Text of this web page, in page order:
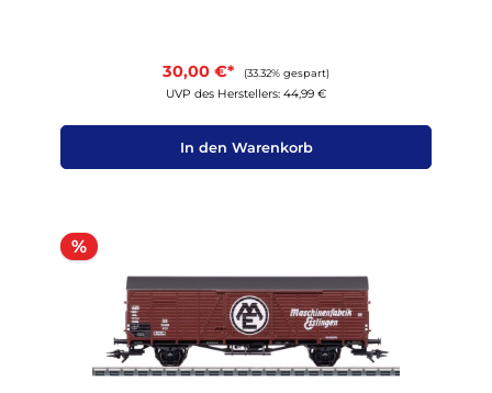
30,00 €* (33.32% gespart)
UVP des Herstellers: 44,99 €
In den Warenkorb
%Rabatt